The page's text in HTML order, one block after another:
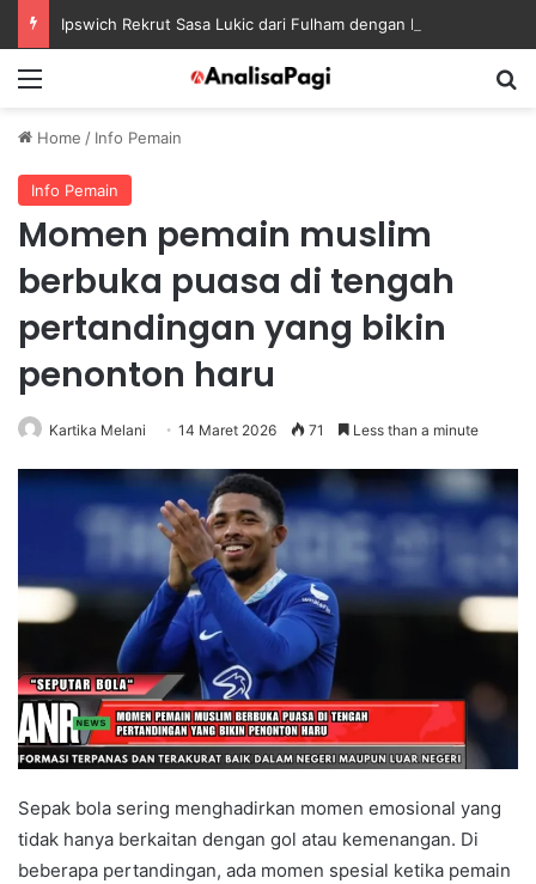
Home / Info Pemain
Info Pemain
Momen pemain muslim
berbuka puasa di tengah
pertandingan yang bikin
penonton haru
Kartika Melani 14 Maret 2026 71 Less than a minute
Sepak bola sering menghadirkan momen emosional yang
tidak hanya berkaitan dengan gol atau kemenangan. Di
beberapa pertandingan, ada momen spesial ketika pemain